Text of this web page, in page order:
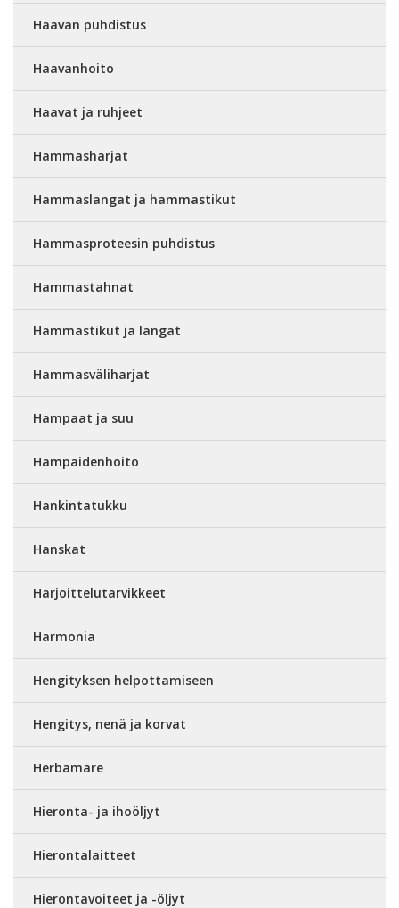
Haavan puhdistus
Haavanhoito
Haavat ja ruhjeet
Hammasharjat
Hammaslangat ja hammastikut
Hammasproteesin puhdistus
Hammastahnat
Hammastikut ja langat
Hammasväliharjat
Hampaat ja suu
Hampaidenhoito
Hankintatukku
Hanskat
Harjoittelutarvikkeet
Harmonia
Hengityksen helpottamiseen
Hengitys, nenä ja korvat
Herbamare
Hieronta- ja ihoöljyt
Hierontalaitteet
Hierontavoiteet ja -öljyt